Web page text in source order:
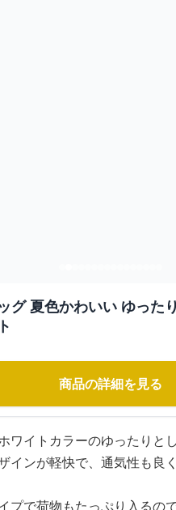
グ 夏色かわいい ゆった
商品の詳細を見る
ワイトカラーのゆったりと
インが軽快で、通気性も良
プで荷物もたっぷり入るの